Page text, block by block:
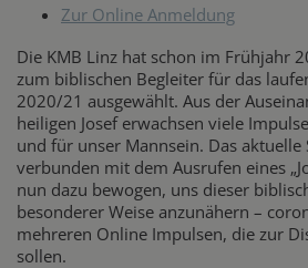
Zur Online Anmeldung
Die KMB Linz hat schon im Frühjahr
zum biblischen Begleiter für das
2020/21 ausgewählt. Aus der
heiligen Josef erwachsen viele
und für unser Mannsein. Das aktuelle
verbunden mit dem Ausrufen eines
nun dazu bewogen, uns dieser
besonderer Weise anzunähern –
mehreren Online Impulsen, die zur
sollen.